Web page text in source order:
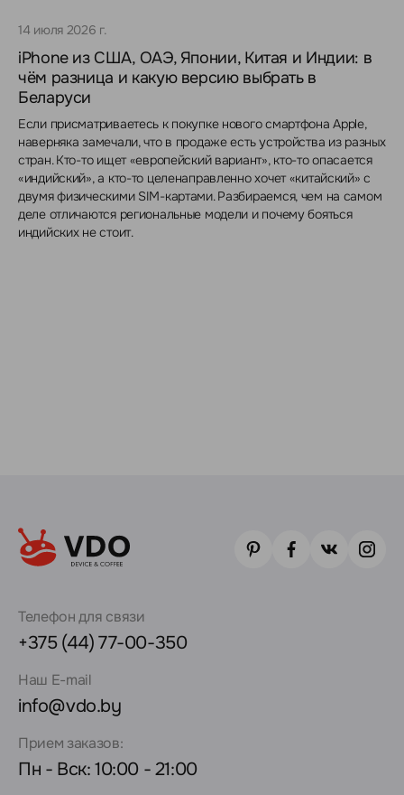
14 июля 2026 г.
iPhone из США, ОАЭ, Японии, Китая и Индии: в
чём разница и какую версию выбрать в
Беларуси
Если присматриваетесь к покупке нового смартфона Apple,
наверняка замечали, что в продаже есть устройства из разных
стран. Кто-то ищет «европейский вариант», кто-то опасается
«индийский», а кто-то целенаправленно хочет «китайский» с
двумя физическими SIM-картами. Разбираемся, чем на самом
деле отличаются региональные модели и почему бояться
индийских не стоит.
Телефон для связи
+375 (44) 77-00-350
Наш E-mail
info@vdo.by
Прием заказов:
Пн - Вск: 10:00 - 21:00